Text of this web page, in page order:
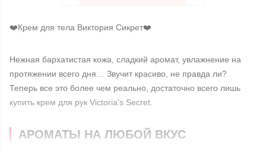
❤️Крем для тела Виктория Сикрет❤️
Нежная бархатистая кожа, сладкий аромат, увлажнение на
протяжении всего дня… Звучит красиво, не правда ли?
Теперь все это более чем реально, достаточно всего лишь
купить крем для рук Victoria's Secret.
АРОМАТЫ НА ЛЮБОЙ ВКУС